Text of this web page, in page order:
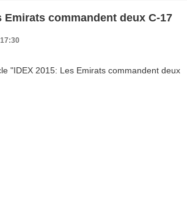
Emirats commandent deux C-17